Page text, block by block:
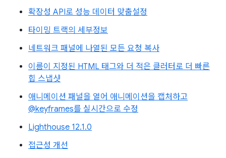
확장성 API로 성능 데이터 맞춤설정
타이밍 트랙의 세부정보
네트워크 패널에 나열된 모든 요청 복사
이름이 지정된 HTML 태그와 더 적은 클러터로 더 빠른
힙 스냅샷
애니메이션 패널을 열어 애니메이션을 캡처하고
@keyframes를 실시간으로 수정
Lighthouse 12.1.0
접근성 개선